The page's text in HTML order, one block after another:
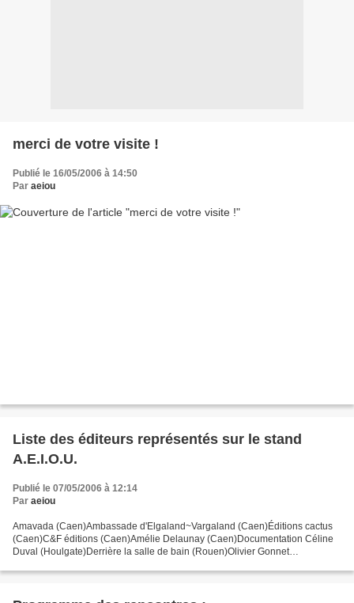
merci de votre visite !
Publié le 16/05/2006 à 14:50
Par aeiou
Liste des éditeurs représentés sur le stand
A.E.I.O.U.
Publié le 07/05/2006 à 12:14
Par aeiou
Amavada (Caen)Ambassade d'Elgaland~Vargaland (Caen)Éditions cactus
(Caen)C&F éditions (Caen)Amélie Delaunay (Caen)Documentation Céline
Duval (Houlgate)Derrière la salle de bain (Rouen)Olivier Gonnet